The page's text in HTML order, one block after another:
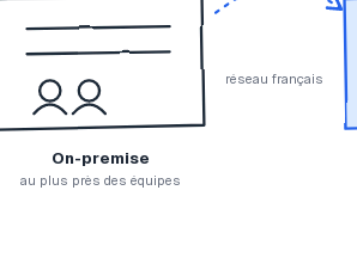
On-premise
au plus près des équipes
réseau français